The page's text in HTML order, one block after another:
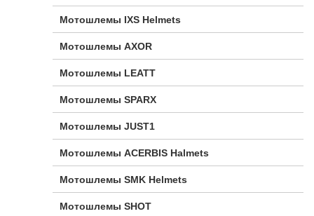
Мотошлемы IXS Helmets
Мотошлемы AXOR
Мотошлемы LEATT
Мотошлемы SPARX
Мотошлемы JUST1
Мотошлемы ACERBIS Halmets
Мотошлемы SMK Helmets
Мотошлемы SHOT